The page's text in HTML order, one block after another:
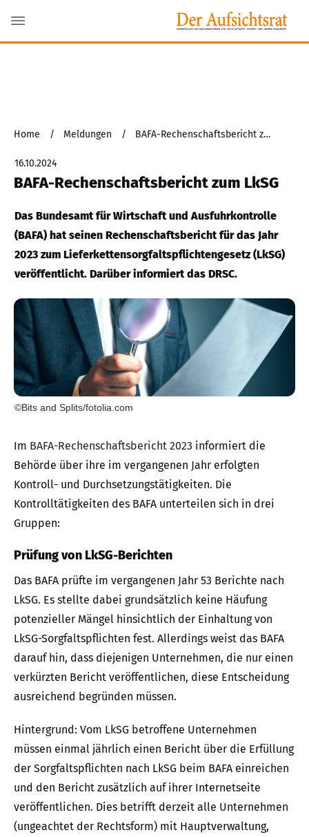
Home / Meldungen / BAFA-Rechenschaftsbericht zum LkSG
16.10.2024
BAFA-Rechenschaftsbericht zum LkSG
Das Bundesamt für Wirtschaft und Ausfuhrkontrolle
(BAFA) hat seinen Rechenschaftsbericht für das Jahr
2023 zum Lieferkettensorgfaltspflichtengesetz (LkSG)
veröffentlicht. Darüber informiert das DRSC.
©Bits and Splits/fotolia.com
Im BAFA-Rechenschaftsbericht 2023 informiert die
Behörde über ihre im vergangenen Jahr erfolgten
Kontroll- und Durchsetzungstätigkeiten. Die
Kontrolltätigkeiten des BAFA unterteilen sich in drei
Gruppen:
Prüfung von LkSG-Berichten
Das BAFA prüfte im vergangenen Jahr 53 Berichte nach
LkSG. Es stellte dabei grundsätzlich keine Häufung
potenzieller Mängel hinsichtlich der Einhaltung von
LkSG-Sorgfaltspflichten fest. Allerdings weist das BAFA
darauf hin, dass diejenigen Unternehmen, die nur einen
verkürzten Bericht veröffentlichen, diese Entscheidung
ausreichend begründen müssen.
Hintergrund: Vom LkSG betroffene Unternehmen
müssen einmal jährlich einen Bericht über die Erfüllung
der Sorgfaltspflichten nach LkSG beim BAFA einreichen
und den Bericht zusätzlich auf ihrer Internetseite
veröffentlichen. Dies betrifft derzeit alle Unternehmen
(ungeachtet der Rechtsform) mit Hauptverwaltung,